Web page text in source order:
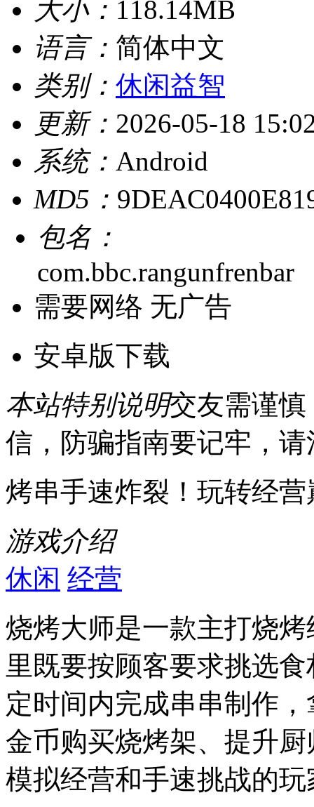
大小： 118.14MB
语言： 简体中文
类别： 休闲益智
更新： 2026-05-18
系统： Android
MD5：
包名：
com.bbc.rangunfrenbar
需要网络 无广告
安卓版下载
本站特别说明交友需谨
信，防骗指南要记牢，
烤串手速炸裂！玩转经营
游戏介绍
休闲 经营
烧烤大师是一款主打烧
里既要按顾客要求挑选
定时间内完成串串制作
金币购买烧烤架、提升
模拟经营和手速挑战的玩